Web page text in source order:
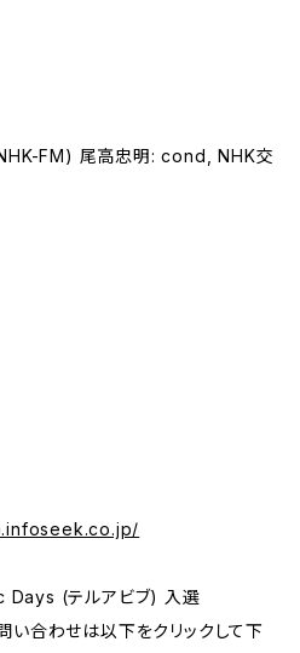
FM) 尾高忠明: cond, NHK交
(テルアビブ) 入選
い合わせは以下をクリックして下